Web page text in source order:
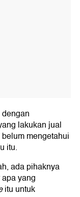
lakukan jual
mengetahui
itu.
ada pihaknya
yang
itu untuk